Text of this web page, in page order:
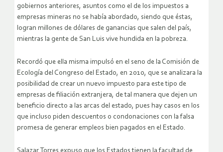
gobiernos anteriores, asuntos como el de los impuestos a
empresas mineras no se había abordado, siendo que éstas,
logran millones de dólares de ganancias que salen del país,
mientras la gente de San Luis vive hundida en la pobreza.
Recordó que ella misma impulsó en el seno de la Comisión de
Ecología del Congreso del Estado, en 2010, que se analizara la
posibilidad de crear un nuevo impuesto para este tipo de
empresas de filiación extranjera, de tal manera que dejen un
beneficio directo a las arcas del estado, pues hay casos en los
que incluso piden descuentos o condonaciones con la falsa
promesa de generar empleos bien pagados en el Estado.